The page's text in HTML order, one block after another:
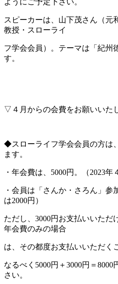
ようにご予定下さい。
スピーカーは、山下茂さん（元
教授・スローライ
フ学会会員）。テーマは「紀州
す。
▽４月からの会費をお願いいた
◆スローライフ学会会員の方は
ます。
・年会費は、5000円。（2023年
・会員は「さんか・さろん」参
は2000円）
ただし、3000円お支払いいただ
年会費のみの場合
は、その都度お支払いいただく
なるべく5000円＋3000円＝
さい。